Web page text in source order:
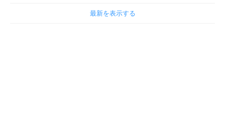
最新を表示する